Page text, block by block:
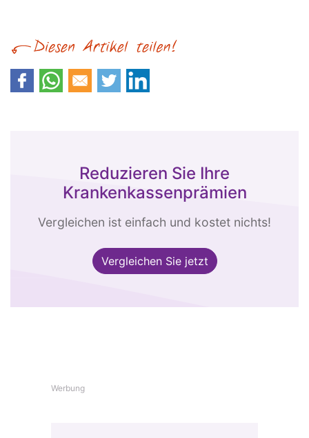
Reduzieren Sie Ihre
Krankenkassenprämien
Vergleichen ist einfach und kostet nichts!
Vergleichen Sie jetzt
Werbung